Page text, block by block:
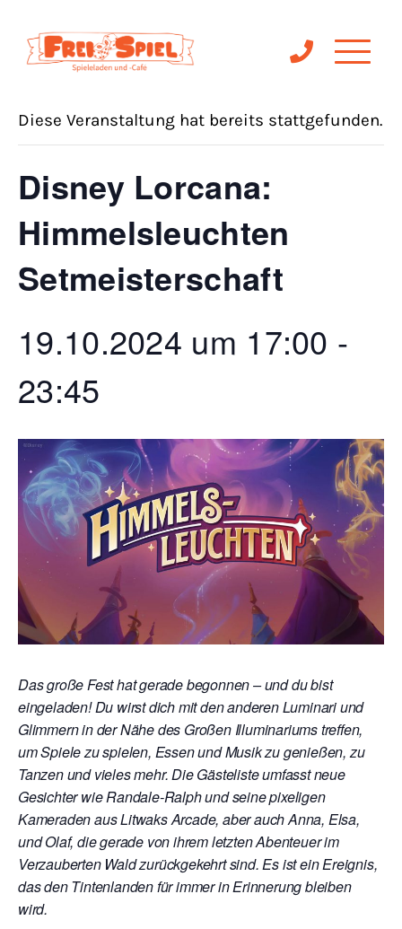
« Alle Veranstaltungen
Diese Veranstaltung hat bereits stattgefunden.
Disney Lorcana:
Himmelsleuchten
Setmeisterschaft
19.10.2024 um 17:00 -
23:45
Das große Fest hat gerade begonnen – und du bist
eingeladen! Du wirst dich mit den anderen Luminari und
Glimmern in der Nähe des Großen Illuminariums treffen,
um Spiele zu spielen, Essen und Musik zu genießen, zu
Tanzen und vieles mehr. Die Gästeliste umfasst neue
Gesichter wie Randale-Ralph und seine pixeligen
Kameraden aus Litwaks Arcade, aber auch Anna, Elsa,
und Olaf, die gerade von ihrem letzten Abenteuer im
Verzauberten Wald zurückgekehrt sind. Es ist ein Ereignis,
das den Tintenlanden für immer in Erinnerung bleiben
wird.